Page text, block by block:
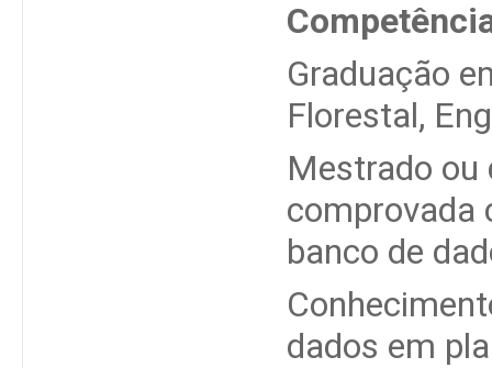
Graduação
Florestal,
Mestrado ou
comprovada
banco de
dados em